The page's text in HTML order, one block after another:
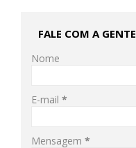
FALE COM A GENTE
Nome
E-mail*
Mensagem*